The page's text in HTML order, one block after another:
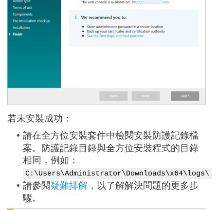
若未安裝成功：
• 請在全方位安裝套件中檢閱安裝防護記錄檔
案。防護記錄目錄與全方位安裝程式的目錄
相同，例如：
C:\Users\Administrator\Downloads\x64\logs\
• 請參閱疑難排解 ，以了解解決問題的更多步
驟。